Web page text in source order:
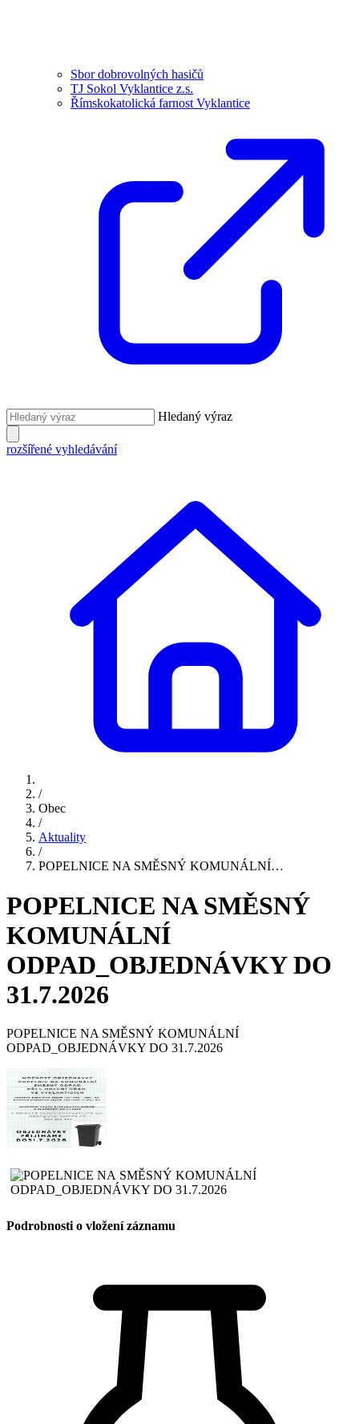
Sbor dobrovolných hasičů
TJ Sokol Vyklantice z.s.
Římskokatolická farnost Vyklantice
Hledaný výraz
rozšířené vyhledávání
/
Obec
/
Aktuality
/
POPELNICE NA SMĚSNÝ KOMUNÁLNÍ…
POPELNICE NA SMĚSNÝ
KOMUNÁLNÍ
ODPAD_OBJEDNÁVKY DO
31.7.2026
POPELNICE NA SMĚSNÝ KOMUNÁLNÍ
ODPAD_OBJEDNÁVKY DO 31.7.2026
Podrobnosti o vložení záznamu